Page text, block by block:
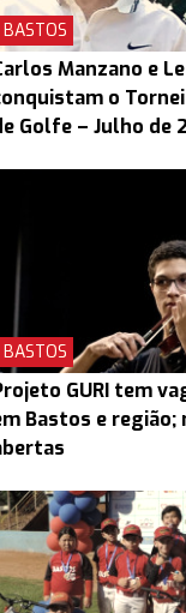
BASTOS
Manzano e
o
Golfe – Julho de
BASTOS
GURI tem
Bastos e